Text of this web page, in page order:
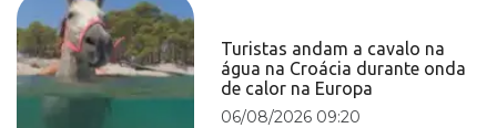
Turistas andam a cavalo na
água na Croácia durante onda
de calor na Europa
06/08/2026 09:20